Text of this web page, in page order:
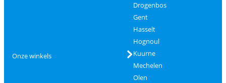
Onze winkels
Drogenbos
Gent
Hasselt
Hognoul
Kuurne
Mechelen
Olen